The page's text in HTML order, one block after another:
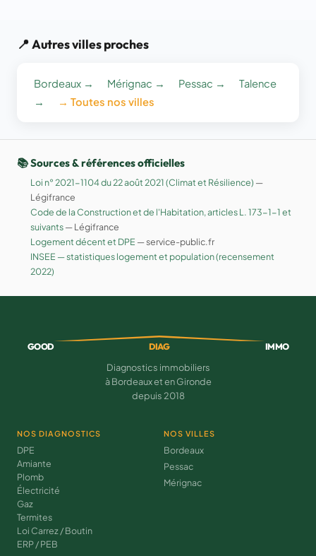
📍 Autres villes proches
Bordeaux → Mérignac → Pessac →
Talence
→
→ Toutes nos villes
📚 Sources & références officielles
Loi n° 2021-1104 du 22 août 2021 (Climat et Résilience) —
Légifrance
Code de la Construction et de l'Habitation, articles L. 173-1-1 et
suivants— Légifrance
Logement décent et DPE — service-public.fr
INSEE — statistiques logement et population (recensement
2022)
GOOD DIAG IMMO
Diagnostics immobiliers
à Bordeaux et en Gironde
depuis 2018
NOS DIAGNOSTICS
DPE
Amiante
Plomb
Électricité
Gaz
Termites
Loi Carrez / Boutin
ERP / PEB
NOS VILLES
Bordeaux
Pessac
Mérignac